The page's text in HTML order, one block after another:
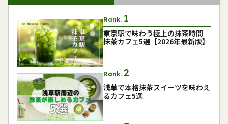
Rank.
東京駅で味わう極上の抹茶時間｜
抹茶カフェ5選【2026年最新版】
Rank.
浅草で本格抹茶スイーツを味わえ
るカフェ5選